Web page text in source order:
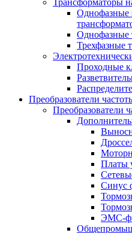
Трансформаторы
Однофазные
Однофазные
Трехфазные
Проходные
Преобразователи
Преобразователи
Платы
Синус
ЭМС-